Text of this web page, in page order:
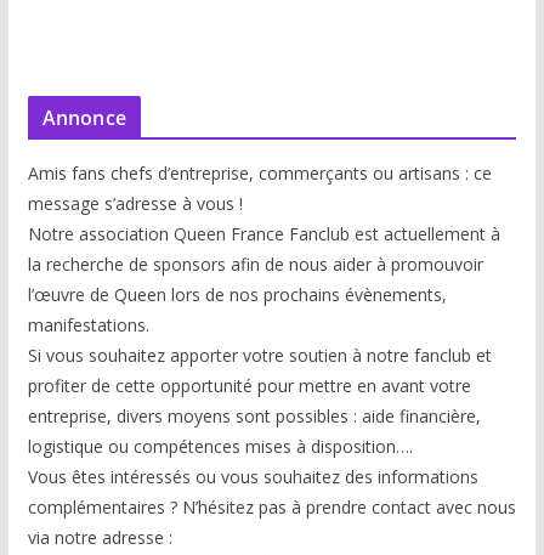
Annonce
Amis fans chefs d’entreprise, commerçants ou artisans : ce
message s’adresse à vous !
Notre association Queen France Fanclub est actuellement à
la recherche de sponsors afin de nous aider à promouvoir
l’œuvre de Queen lors de nos prochains évènements,
manifestations.
Si vous souhaitez apporter votre soutien à notre fanclub et
profiter de cette opportunité pour mettre en avant votre
entreprise, divers moyens sont possibles : aide financière,
logistique ou compétences mises à disposition….
Vous êtes intéressés ou vous souhaitez des informations
complémentaires ? N’hésitez pas à prendre contact avec nous
via notre adresse :